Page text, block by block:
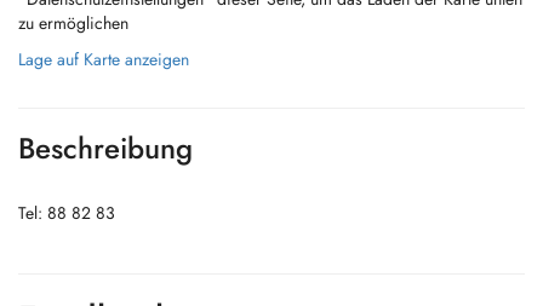
zu ermöglichen
Lage auf Karte anzeigen
Beschreibung
Tel: 88 82 83